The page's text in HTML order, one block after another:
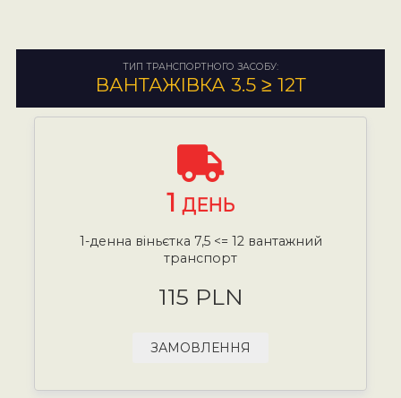
ТИП ТРАНСПОРТНОГО ЗАСОБУ:
ВАНТАЖІВКА 3.5 ≥ 12Т
1 ДЕНЬ
1-денна віньєтка 7,5 <= 12 вантажний
транспорт
115 PLN
ЗАМОВЛЕННЯ